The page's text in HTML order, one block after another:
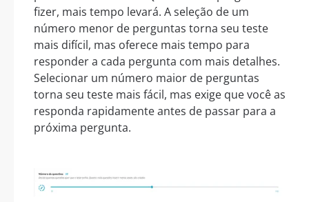
fizer, mais tempo levará. A seleção de um
número menor de perguntas torna seu teste
mais difícil, mas oferece mais tempo para
responder a cada pergunta com mais detalhes.
Selecionar um número maior de perguntas
torna seu teste mais fácil, mas exige que você as
responda rapidamente antes de passar para a
próxima pergunta.